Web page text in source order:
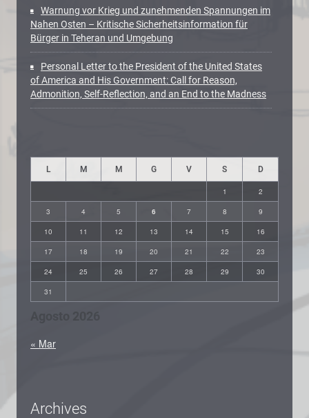
Warnung vor Krieg und zunehmenden Spannungen im
Nahen Osten – Kritische Sicherheitsinformation für
Bürger in Teheran und Umgebung
Personal Letter to the President of the United States
of America and His Government: Call for Reason,
Admonition, Self-Reflection, and an End to the Madness
L M M G V S D
1 2
3 4 5 6 7 8 9
10 11 12 13 14 15 16
17 18 19 20 21 22 23
24 25 26 27 28 29 30
31
« Mar
Archives